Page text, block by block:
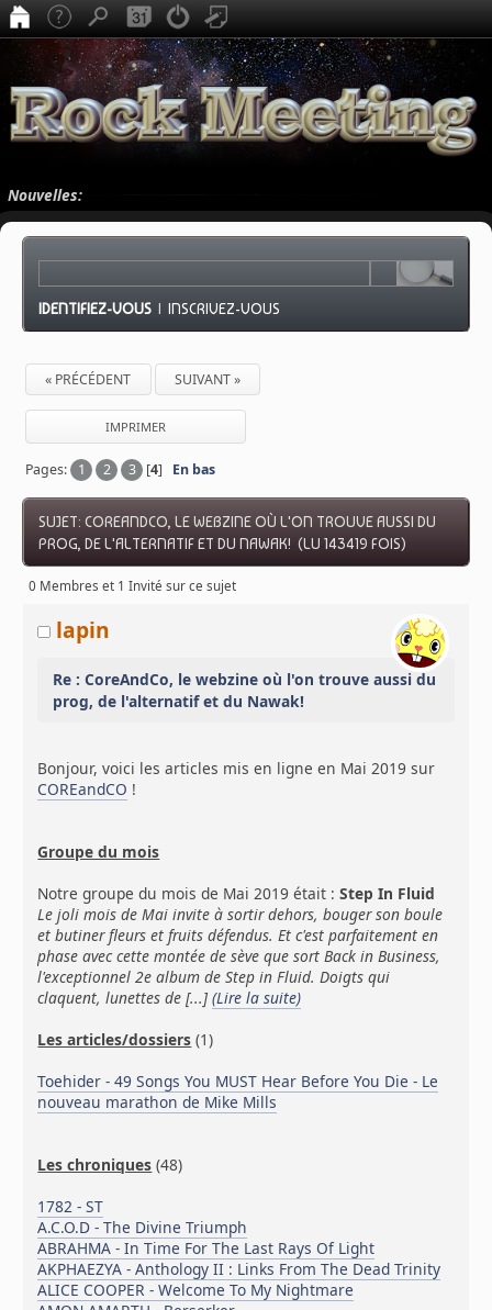
Nouvelles:
IDENTIFIEZ-VOUS |INSCRIVEZ-VOUS
« PRÉCÉDENT SUIVANT »
IMPRIMER
Pages: 1 2 3 [4] En bas
SUJET: COREANDCO, LE WEBZINE OÙ L'ON TROUVE AUSSI DU
PROG, DE L'ALTERNATIF ET DU NAWAK! (LU 143419 FOIS)
0 Membres et 1 Invité sur ce sujet
lapin
Re : CoreAndCo, le webzine où l'on trouve aussi du
prog, de l'alternatif et du Nawak!
Bonjour, voici les articles mis en ligne en Mai 2019 sur
COREandCO !
Groupe du mois
Notre groupe du mois de Mai 2019 était :Step In Fluid
Le joli mois de Mai invite à sortir dehors, bouger son boule
et butiner fleurs et fruits défendus. Et c'est parfaitement en
phase avec cette montée de sève que sort Back in Business,
l'exceptionnel 2e album de Step in Fluid. Doigts qui
claquent, lunettes de [...](Lire la suite)
Les articles/dossiers (1)
Toehider - 49 Songs You MUST Hear Before You Die - Le
nouveau marathon de Mike Mills
Les chroniques (48)
1782 - ST
A.C.O.D - The Divine Triumph
ABRAHMA - In Time For The Last Rays Of Light
AKPHAEZYA - Anthology II : Links From The Dead Trinity
ALICE COOPER - Welcome To My Nightmare